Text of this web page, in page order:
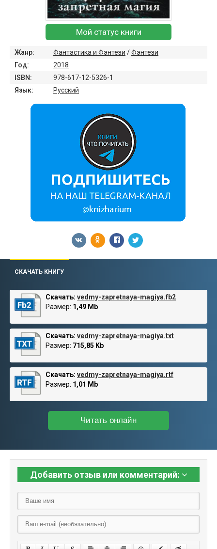
Мой статус книги
Жанр: Фантастика и Фэнтези /Фэнтези
Год:
2018
ISBN:
978-617-12-5326-1
Язык:
Русский
СКАЧАТЬ КНИГУ
Скачать: vedmy-zapretnaya-magiya.fb2
Размер: 1,49 Mb
Скачать: vedmy-zapretnaya-magiya.txt
Размер: 715,85 Kb
Скачать: vedmy-zapretnaya-magiya.rtf
Размер: 1,01 Mb
Читать онлайн
Добавить отзыв или комментарий: